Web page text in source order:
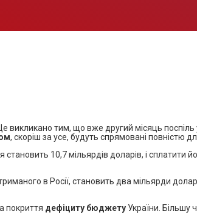
викликано тим, що вже другий місяць поспіль
, скоріш за усе, будуть спрямовані повністю
10,7 мільярдів доларів, і сплатити
в Росії, становить два мільярди
покриття дефіциту бюджету України. Більшу